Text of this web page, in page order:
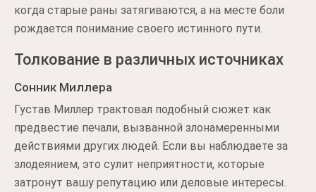
когда старые раны затягиваются, а на месте боли
рождается понимание своего истинного пути.
Толкование в различных источниках
Сонник Миллера
Густав Миллер трактовал подобный сюжет как
предвестие печали, вызванной злонамеренными
действиями других людей. Если вы наблюдаете за
злодеянием, это сулит неприятности, которые
затронут вашу репутацию или деловые интересы.